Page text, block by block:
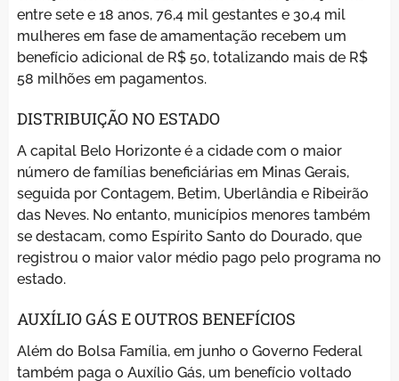
entre sete e 18 anos, 76,4 mil gestantes e 30,4 mil
mulheres em fase de amamentação recebem um
benefício adicional de R$ 50, totalizando mais de R$
58 milhões em pagamentos.
DISTRIBUIÇÃO NO ESTADO
A capital Belo Horizonte é a cidade com o maior
número de famílias beneficiárias em Minas Gerais,
seguida por Contagem, Betim, Uberlândia e Ribeirão
das Neves. No entanto, municípios menores também
se destacam, como Espírito Santo do Dourado, que
registrou o maior valor médio pago pelo programa no
estado.
AUXÍLIO GÁS E OUTROS BENEFÍCIOS
Além do Bolsa Família, em junho o Governo Federal
também paga o Auxílio Gás, um benefício voltado